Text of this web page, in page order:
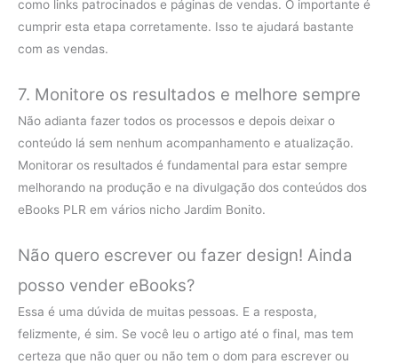
como links patrocinados e páginas de vendas. O importante é
cumprir esta etapa corretamente. Isso te ajudará bastante
com as vendas.
7. Monitore os resultados e melhore sempre
Não adianta fazer todos os processos e depois deixar o
conteúdo lá sem nenhum acompanhamento e atualização.
Monitorar os resultados é fundamental para estar sempre
melhorando na produção e na divulgação dos conteúdos dos
eBooks PLR em vários nicho Jardim Bonito.
Não quero escrever ou fazer design! Ainda
posso vender eBooks?
Essa é uma dúvida de muitas pessoas. E a resposta,
felizmente, é sim. Se você leu o artigo até o final, mas tem
certeza que não quer ou não tem o dom para escrever ou